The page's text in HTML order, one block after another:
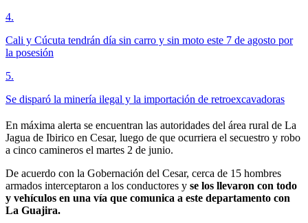
4.
Cali y Cúcuta tendrán día sin carro y sin moto este 7 de agosto por
la posesión
5.
Se disparó la minería ilegal y la importación de retroexcavadoras
En máxima alerta se encuentran las autoridades del área rural de La
Jagua de Ibirico en Cesar, luego de que ocurriera el secuestro y robo
a cinco camineros el martes 2 de junio.
De acuerdo con la Gobernación del Cesar, cerca de 15 hombres
armados interceptaron a los conductores y se los llevaron con todo
y vehículos en una vía que comunica a este departamento con
La Guajira.